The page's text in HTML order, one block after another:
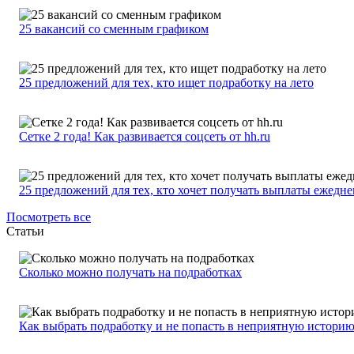
25 вакансий со сменным графиком
25 предложений для тех, кто ищет подработку на лето
Сетке 2 года! Как развивается соцсеть от hh.ru
25 предложений для тех, кто хочет получать выплаты
Посмотреть все
Статьи
Сколько можно получать на подработках
Как выбрать подработку и не попасть в неприятную историю